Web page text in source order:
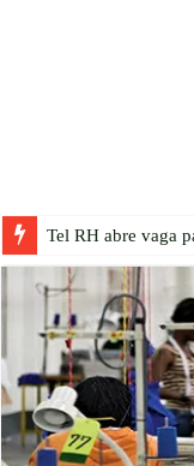
Tel RH abre vaga